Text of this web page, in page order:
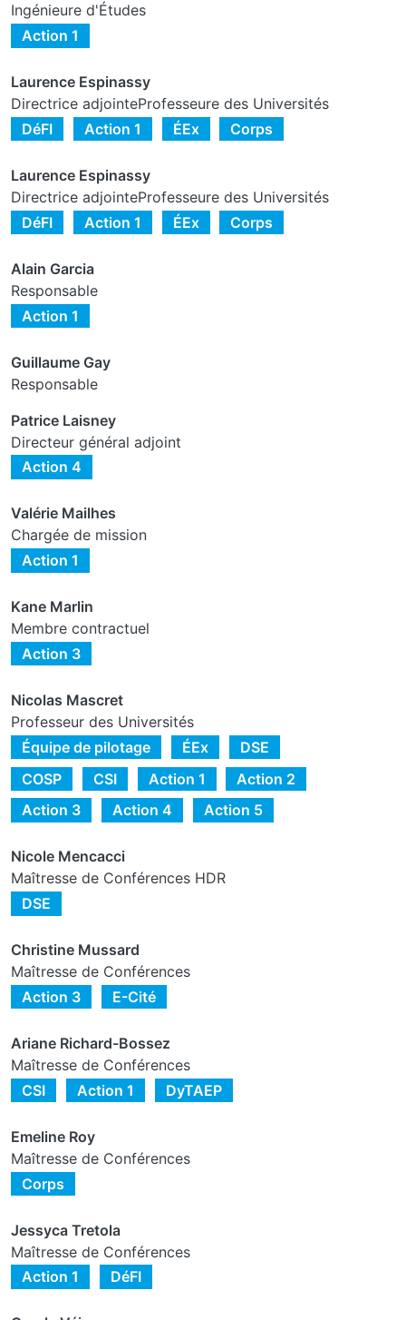
Ingénieure d'Études
Action 1
Laurence Espinassy
Directrice adjointeProfesseure des Universités
DéFI
Action 1 ÉEx Corps
Laurence Espinassy
Directrice adjointeProfesseure des Universités
DéFI
Action 1 ÉEx Corps
Alain Garcia
Responsable
Action 1
Guillaume Gay
Responsable
Patrice Laisney
Directeur général adjoint
Action 4
Valérie Mailhes
Chargée de mission
Action 1
Kane Marlin
Membre contractuel
Action 3
Nicolas Mascret
Professeur des Universités
Équipe de pilotage
ÉEx
DSE
COSP
CSI Action 1
Action 2
Action 3
Action 4 Action 5
Nicole Mencacci
Maîtresse de Conférences HDR
DSE
Christine Mussard
Maîtresse de Conférences
Action 3
E-Cité
Ariane Richard-Bossez
Maîtresse de Conférences
CSI
Action 1 DyTAEP
Emeline Roy
Maîtresse de Conférences
Corps
Jessyca Tretola
Maîtresse de Conférences
Action 1
DéFI